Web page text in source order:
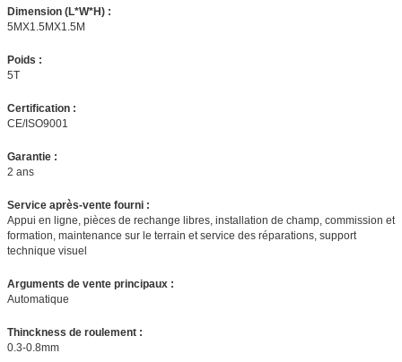
Dimension (L*W*H) :
5MX1.5MX1.5M
Poids :
5T
Certification :
CE/ISO9001
Garantie :
2 ans
Service après-vente fourni :
Appui en ligne, pièces de rechange libres, installation de champ, commission et
formation, maintenance sur le terrain et service des réparations, support
technique visuel
Arguments de vente principaux :
Automatique
Thinckness de roulement :
0.3-0.8mm